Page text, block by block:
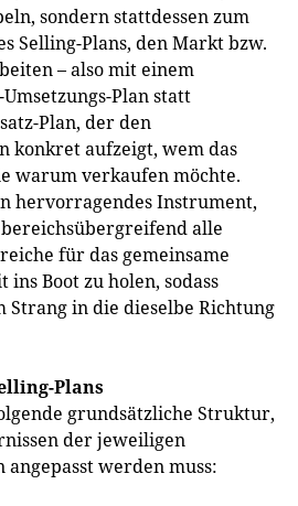
sondern stattdessen zum
Selling-Plans, den Markt bzw.
– also mit einem
Plan statt
Plan, der den
aufzeigt, wem das
warum verkaufen möchte.
hervorragendes Instrument,
alle
für das gemeinsame
Boot zu holen, sodass
Strang in die dieselbe Richtung
Plans
grundsätzliche Struktur,
der jeweiligen
werden muss: